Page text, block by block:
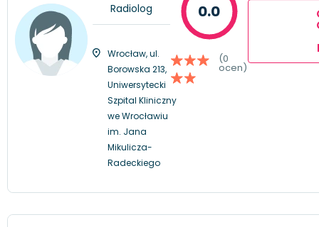
Radiolog
Wrocław, ul.
Borowska 213,
Uniwersytecki
Szpital Kliniczny
we Wrocławiu
im. Jana
Mikulicza-
Radeckiego
0.0
(0
ocen)